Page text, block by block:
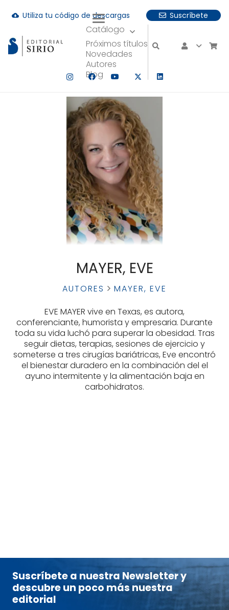
cloud_download Utiliza tu código de descargas Suscríbete
Catálogo
Próximos títulos
Novedades
Autores
Blog
hay resultados autocompletados, puedes utilizar las
MAYER, EVE
AUTORES
MAYER, EVE
EVE MAYER vive en Texas, es autora,
conferenciante, humorista y empresaria. Durante
toda su vida luchó para superar la obesidad. Tras
seguir dietas, terapias, sesiones de ejercicio y
someterse a tres cirugías bariátricas, Eve encontró
el bienestar duradero en la combinación del el
ayuno intermitente y la alimentación baja en
carbohidratos.
Suscríbete a nuestra Newsletter y
descubre un poco más nuestra
editorial